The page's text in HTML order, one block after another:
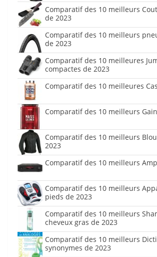
Comparatif des 10 meilleurs
de 2023
Comparatif des 10 meilleurs
de 2023
Comparatif des 10 meilleures
compactes de 2023
Comparatif des 10 meilleures
Comparatif des 10 meilleurs
Comparatif des 10 meilleurs
2023
Comparatif des 10 meilleurs
Comparatif des 10 meilleurs
pieds de 2023
Comparatif des 10 meilleurs
cheveux gras de 2023
Comparatif des 10 meilleurs
synonymes de 2023